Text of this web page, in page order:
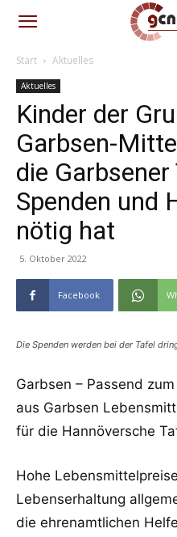
Start Aktuelles
Aktuelles
Kinder der
Garbsen-
die Garbsener
Spenden und
nötig hat
5. Oktober 2022
Facebook
Die Spenden werden bei der Tafel
Garbsen – Passend
aus Garbsen
für die Hannöversche
Hohe
Lebenserhaltung
die ehrenamtlichen